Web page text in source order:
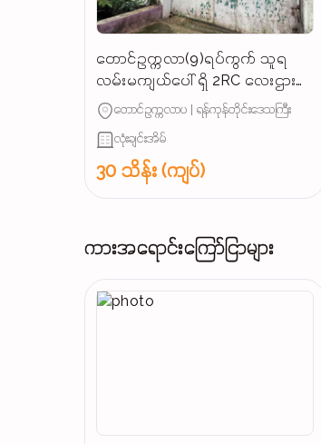
တောင်ဥက္ကလာ(9)ရပ်ကွက် သူရ
လမ်းမကျယ်ပေါ် ရှိ 2RC လေးဌားပါ
မည် လူနေမလား / ရုံးခန်းဖွင့်ရင်
အဆင်ပြေ...
တောင်ဥက္ကလာပ | ရန်ကုန်တိုင်းဒေသကြီး
လုံးချင်းအိမ်
30 သိန်း (ကျပ်)
ကားအရောင်းကြော်ငြာများ